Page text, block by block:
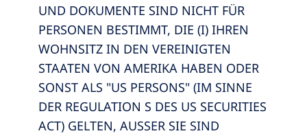
UND DOKUMENTE SIND NICHT FÜR
PERSONEN BESTIMMT, DIE (I) IHREN
WOHNSITZ IN DEN VEREINIGTEN
STAATEN VON AMERIKA HABEN ODER
SONST ALS "US PERSONS" (IM SINNE
DER REGULATION S DES US SECURITIES
ACT) GELTEN, AUSSER SIE SIND